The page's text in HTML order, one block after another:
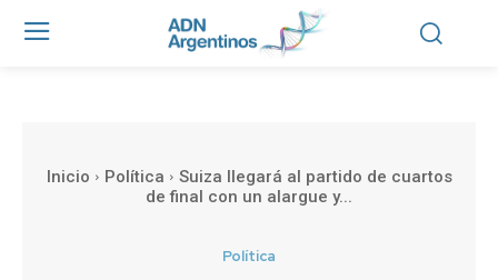
Inicio Política
Suiza llegará al partido de cuartos
de final con un alargue y...
Política